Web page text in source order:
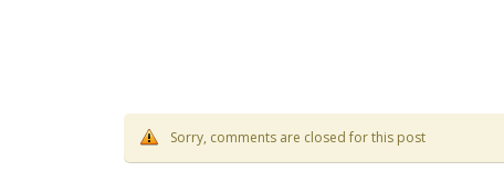
Sorry, comments are closed for this post